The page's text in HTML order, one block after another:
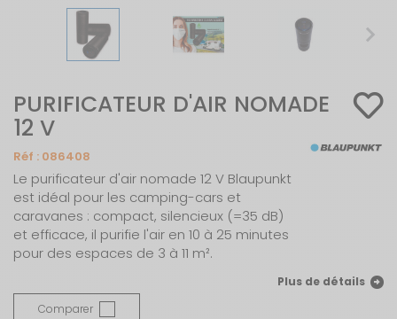
PURIFICATEUR D'AIR NOMADE
12 V
Réf : 086408
Le purificateur d'air nomade 12 V Blaupunkt
est idéal pour les camping-cars et
caravanes : compact, silencieux (=35 dB)
et efficace, il purifie l'air en 10 à 25 minutes
pour des espaces de 3 à 11 m².
Plus de détails
Comparer